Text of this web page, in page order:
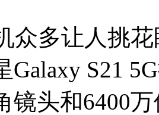
众多让人挑
Galaxy S21
镜头和6400